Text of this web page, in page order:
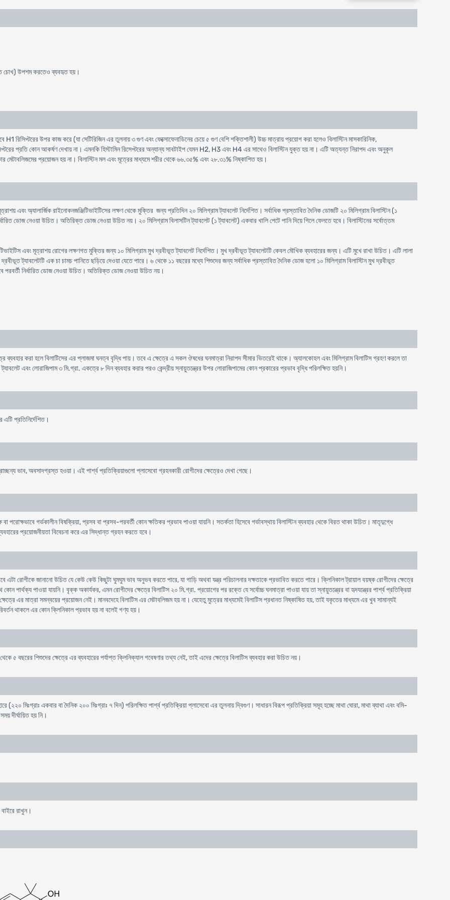
চোখ) উপশম করতেও ব্যবহৃত হয়।
H1 রিসিপ্টরের উপর কাজ করে (যা সেটিরিজিন এর তুলনায় ৩ গুণ এবং ফেক্সোফেনাডিনের চেয়ে ৫ গুণ বেশি শক্তিশালী) উচ্চ মাত্রায় প্রয়োগ করা হলেও বিলাস্টিন মাসকারিনিক,
প্রতি কোন আকর্ষণ দেখায় না। এমনকি হিস্টামিন রিসেপ্টরের অন্যান্য সাবটাইপ যেমন H2, H3 এবং H4 এর সাথেও বিলাস্টিন যুক্ত হয় না। এটি অত্যন্ত নিরাপদ এবং অনুকূল
মেটাবলিজমের প্রয়োজন হয় না। বিলাস্টিন মল এবং মূত্রের মাধ্যমে শরীর থেকে ৬৬.৩৫% এবং ২৮.৩১% নিষ্কাশিত হয়।
এবং অ্যালার্জিক রাইনোকনজঞ্জিটিভাইটিসের লক্ষণ থেকে মুক্তির জন্য প্রতিদিন ২০ মিলিগ্রাম ট্যাবলেট নির্দেশিত। সর্বাধিক প্রস্তাবিত দৈনিক ডোজটি ২০ মিলিগ্রাম বিলাস্টিন (১
ডোজ নেওয়া উচিত। অতিরিক্ত ডোজ নেওয়া উচিত নয়। ২০ মিলিগ্রাম বিলাসটিন ট্যাবলেট (১ ট্যাবলেট) একবার খালি পেটে পানি দিয়ে গিলে ফেলতে হবে। বিলাস্টিনের সর্বোত্তম
এবং মূত্রাশয় রোগের লক্ষণগত মুক্তির জন্য ১০ মিলিগ্রাম মুখ দ্রবীভূত ট্যাবলেট নির্দেশিত। মুখ দ্রবীভূত ট্যাবলেটটি কেবল মৌখিক ব্যবহারের জন্য। এটি মুখে রাখা উচিত। এটি লালা
ট্যাবলেটটি এক চা চামচ পানিতে ছড়িয়ে দেওয়া যেতে পারে। ৬ থেকে ১১ বছরের মধ্যে শিশুদের জন্য সর্বাধিক প্রস্তাবিত দৈনিক ডোজ হলো ১০ মিলিগ্রাম বিলাস্টিন মুখ দ্রবীভূত
নির্ধারিত ডোজ নেওয়া উচিত। অতিরিক্ত ডোজ নেওয়া উচিত নয়।
করা হলে বিলাটিসের এর প্লাজমা ঘনত্ব বৃদ্ধি পায়। তবে এ ক্ষেত্রে এ সকল ঔষধের ঘনমাত্রা নিরাপদ সীমার ভিতরেই থাকে। অ্যালকোহল এবং মিলিগ্রাম বিলাটিস গ্রহণ করলে তা
এবং লোরাজিপাম ৩ মি.গ্রা. একত্রে ৮ দিন ব্যবহার করার পরও কেন্দ্রীয় স্নায়ুতন্ত্রের উপর লোরাজিপামের কোন প্রকারের প্রভাব বৃদ্ধি পরিলক্ষিত হয়নি।
প্রতিনির্দেশিত।
ভাব, অবসাদগ্রস্ত হওয়া। এই পার্শ্ব প্রতিক্রিয়াগুলো প্লাসেবো গ্রহনকারী রোগীদের ক্ষেত্রেও দেখা গেছে।
পরোক্ষভাবে গর্ভকালীন বিষক্রিয়া, প্রসব বা প্রসব-পরবর্তী কোন ক্ষতিকর প্রভাব পাওয়া যায়নি। সতর্কতা হিসেবে গর্ভাবস্থায় বিলাস্টিন ব্যবহার থেকে বিরত থাকা উচিত। মাতৃদুগ্ধে
প্রয়োজনীয়তা বিবেচনা করে এর সিদ্ধান্ত গ্রহন করতে হবে।
এটা রোগীকে জানানো উচিত যে কেউ কেউ কিছুটা ঘুমঘুম ভাব অনুভব করতে পারে, যা গাড়ি অথবা যন্ত্র পরিচালনার দক্ষতাকে প্রভাবিত করতে পারে। ক্লিনিকাল ট্রায়াল বয়ষ্ক রোগীদের ক্ষেত্রে
পার্থক্য পাওয়া যায়নি। বৃক্ক অকার্যকর, এমন রোগীদের ক্ষেত্রে বিলাটিস ২০ মি.গ্রা. প্রয়োগের পর রক্তে যে সর্বোচ্চ ঘনমাত্রা পাওয়া যায় তা স্নায়ুতন্ত্রের বা হৃদযন্ত্রের পার্শ্ব প্রতিক্রিয়া
এর মাত্রা সমন্বয়ের প্রয়োজন নেই। মানবদেহে বিলাটিস এর মেটাবলিজম হয় না। যেহেতু মুত্রের মাধ্যমেই বিলাটিস প্রধানত নিষ্কাষিত হয়, তাই যকৃতের মাধ্যমে এর খুব সামান্যই
থাকলে এর কোন ক্লিনিকাল প্রভাব হয় না বলেই গণ্য হয়।
৫ বছরের শিশুদের ক্ষেত্রে এর ব্যবহারের পর্যাপ্ত ক্লিনিক্যাল গবেষণার তথ্য নেই, তাই এদের ক্ষেত্রে বিলাটিস ব্যবহার করা উচিত নয়।
(২২০ মিঃগ্রাঃ একবার বা দৈনিক ২০০ মিঃগ্রাঃ ৭ দিন) পরিলক্ষিত পার্শ্ব প্রতিক্রিয়া প্লাসেবো এর তুলনায় দ্বিগুণ। সাধারন বিরূপ প্রতিক্রিয়া সমূহ হচ্ছে মাথা ঘোরা, মাথা ব্যাথা এবং বমি-
দীর্ঘায়িত হয় নি।
রাখুন।